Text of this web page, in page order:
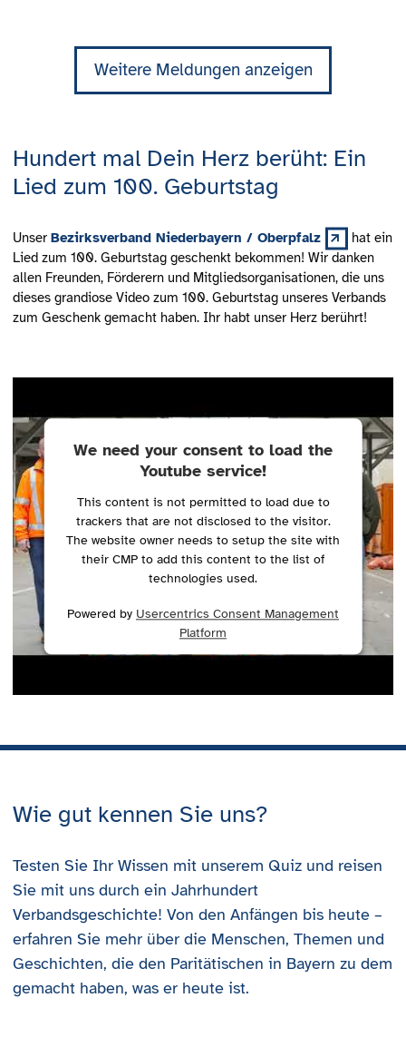
Weitere Meldungen anzeigen
Hundert mal Dein Herz berüht: Ein
Lied zum 100. Geburtstag
Unser Bezirksverband Niederbayern / Oberpfalz
hat ein
Lied zum 100. Geburtstag geschenkt bekommen! Wir danken
allen Freunden, Förderern und Mitgliedsorganisationen, die uns
dieses grandiose Video zum 100. Geburtstag unseres Verbands
zum Geschenk gemacht haben. Ihr habt unser Herz berührt!
We need your consent to load the
Youtube service!
This content is not permitted to load due to
trackers that are not disclosed to the visitor.
The website owner needs to setup the site with
their CMP to add this content to the list of
technologies used.
Powered by Usercentrics Consent Management
Platform
Wie gut kennen Sie uns?
Testen Sie Ihr Wissen mit unserem Quiz und reisen
Sie mit uns durch ein Jahrhundert
Verbandsgeschichte! Von den Anfängen bis heute –
erfahren Sie mehr über die Menschen, Themen und
Geschichten, die den Paritätischen in Bayern zu dem
gemacht haben, was er heute ist.